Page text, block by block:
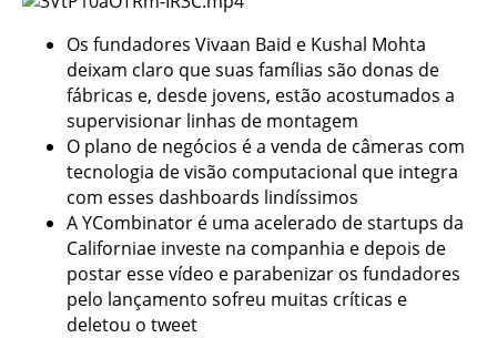
Os fundadores Vivaan Baid e Kushal Mohta
deixam claro que suas famílias são donas de
fábricas e, desde jovens, estão acostumados a
supervisionar linhas de montagem
O plano de negócios é a venda de câmeras com
tecnologia de visão computacional que integra
com esses dashboards lindíssimos
A YCombinator é uma acelerado de startups da
Californiae investe na companhia e depois de
postar esse vídeo e parabenizar os fundadores
pelo lançamento sofreu muitas críticas e
deletou o tweet